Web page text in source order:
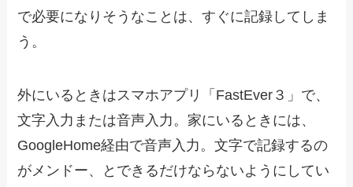
で必要になりそうなことは、すぐに記録してしま
う。
外にいるときはスマホアプリ「FastEver３」で、
文字入力または音声入力。家にいるときには、
GoogleHome経由で音声入力。文字で記録するの
がメンドー、とできるだけならないようにしてい